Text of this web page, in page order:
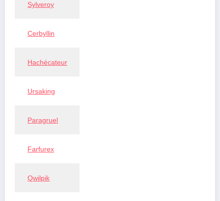
Sylveroy
Cerbyllin
Hachécateur
Ursaking
Paragruel
Farfurex
Qwilpik